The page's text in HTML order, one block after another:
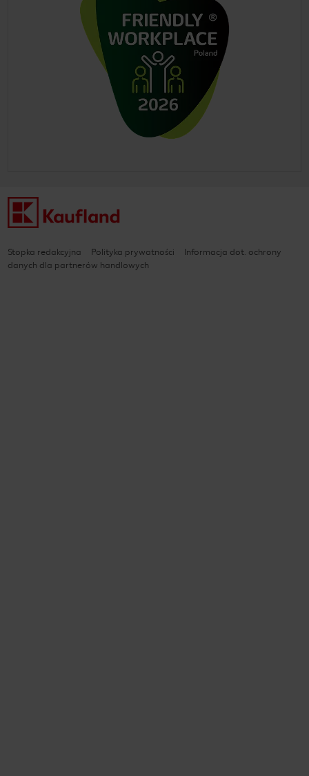
Stopka redakcyjna Polityka prywatności
Informacja dot. ochrony
danych dla partnerów handlowych